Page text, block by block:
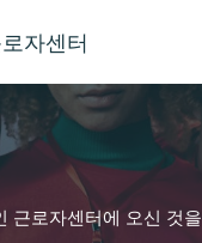
자센터
근로자센터에 오신 것